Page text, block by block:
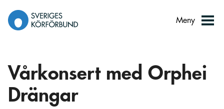
innehåll
Meny
Vårkonsert med Orphei
Drängar